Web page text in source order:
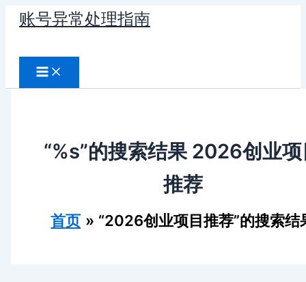
账号异常处理指南
索
“%s”的搜索结果 2026创业项
推荐
首页 “2026创业项目推荐”的搜索结